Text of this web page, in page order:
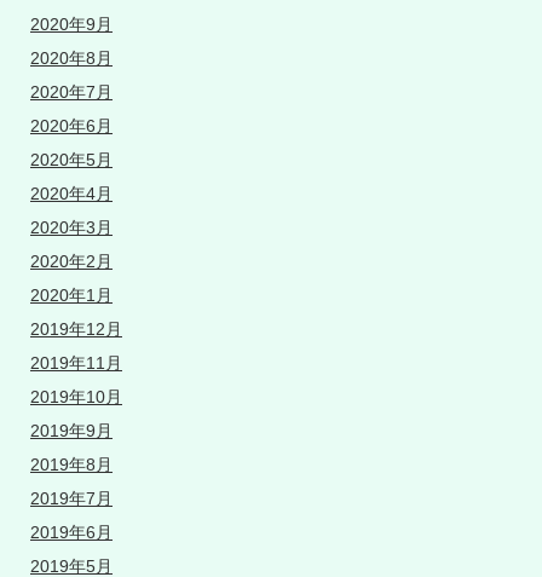
2020年9月
2020年8月
2020年7月
2020年6月
2020年5月
2020年4月
2020年3月
2020年2月
2020年1月
2019年12月
2019年11月
2019年10月
2019年9月
2019年8月
2019年7月
2019年6月
2019年5月